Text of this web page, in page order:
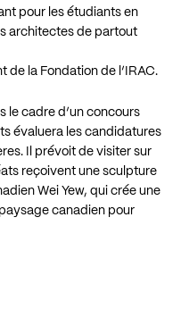
pour les étudiants en
architectes de partout
la Fondation de l’IRAC.
le cadre d’un concours
évaluera les candidatures
Il prévoit de visiter sur
reçoivent une sculpture
Wei Yew, qui crée une
canadien pour